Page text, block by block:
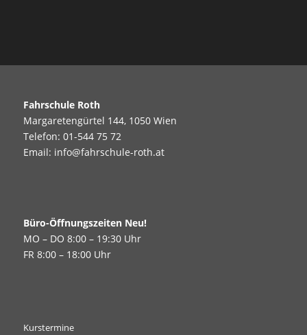
Fahrschule Roth
Margaretengürtel 144, 1050 Wien
Telefon: 01-544 75 72
Email: info@fahrschule-roth.at
Büro-Öffnungszeiten Neu!
MO – DO 8:00 – 19:30 Uhr
FR 8:00 – 18:00 Uhr
Kurstermine